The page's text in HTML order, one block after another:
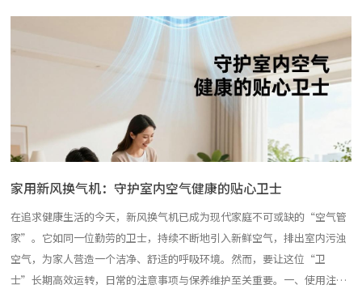
家用新风换气机：守护室内空气健康的贴心卫士
在追求健康生活的今天，新风换气机已成为现代家庭不可或缺的“空气管
家”。它如同一位勤劳的卫士，持续不断地引入新鲜空气，排出室内污浊
空气，为家人营造一个洁净、舒适的呼吸环境。然而，要让这位“卫
士”长期高效运转，日常的注意事项与保养维护至关重要。一、使用注意